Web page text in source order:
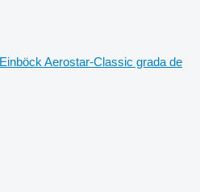
Einböck Aerostar-Classic grada de